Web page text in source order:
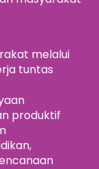
melalui
tuntas
produktif